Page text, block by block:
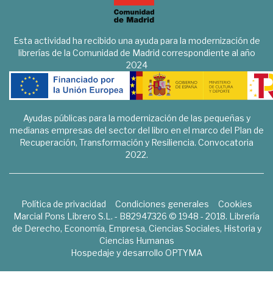
Esta actividad ha recibido una ayuda para la modernización de
librerías de la Comunidad de Madrid correspondiente al año
2024
Ayudas públicas para la modernización de las pequeñas y
medianas empresas del sector del libro en el marco del Plan de
Recuperación, Transformación y Resiliencia. Convocatoria
2022.
Política de privacidad Condiciones generales
Cookies
Marcial Pons Librero S.L. - B82947326 © 1948 - 2018. Librería
de Derecho, Economía, Empresa, Ciencias Sociales, Historia y
Ciencias Humanas
Hospedaje y desarrollo OPTYMA